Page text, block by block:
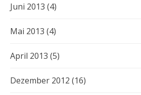
Juni 2013 (4)
Mai 2013 (4)
April 2013 (5)
Dezember 2012 (16)